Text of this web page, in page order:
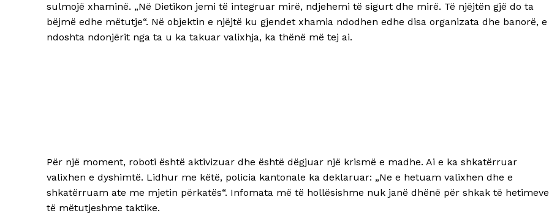
sulmojë xhaminë. „Në Dietikon jemi të integruar mirë, ndjehemi të sigurt dhe mirë. Të njëjtën gjë do ta
bëjmë edhe mëtutje“. Në objektin e njëjtë ku gjendet xhamia ndodhen edhe disa organizata dhe banorë, e
ndoshta ndonjërit nga ta u ka takuar valixhja, ka thënë më tej ai.
Për një moment, roboti është aktivizuar dhe është dëgjuar një krismë e madhe. Ai e ka shkatërruar
valixhen e dyshimtë. Lidhur me këtë, policia kantonale ka deklaruar: „Ne e hetuam valixhen dhe e
shkatërruam ate me mjetin përkatës“. Infomata më të hollësishme nuk janë dhënë për shkak të hetimeve
të mëtutjeshme taktike.